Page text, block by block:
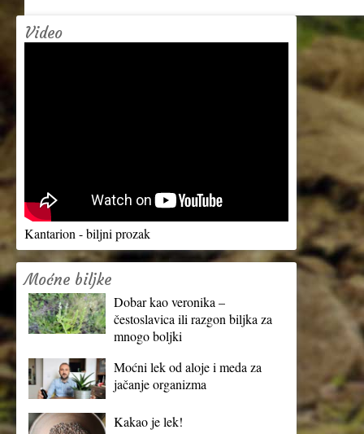
Video
Kantarion - biljni prozak
Moćne biljke
Dobar kao veronika –
čestoslavica ili razgon biljka za
mnogo boljki
Moćni lek od aloje i meda za
jačanje organizma
Kakao je lek!